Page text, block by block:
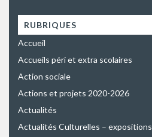
RUBRIQUES
Accueil
Accueils péri et extra scolaires
Action sociale
Actions et projets 2020-2026
Actualités
Actualités Culturelles – expositions